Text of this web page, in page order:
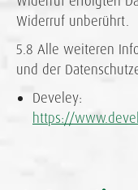
Widerruf unberührt.
5.8 Alle weiteren
und der
Develey:
https://